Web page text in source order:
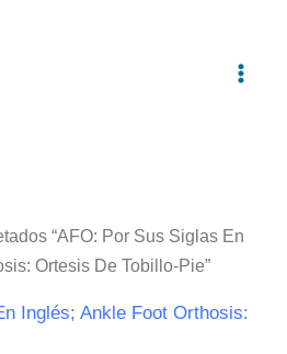
“AFO: Por Sus Siglas En
Ortesis De Tobillo-Pie”
Inglés; Ankle Foot Orthosis: